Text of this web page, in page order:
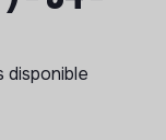
disponible